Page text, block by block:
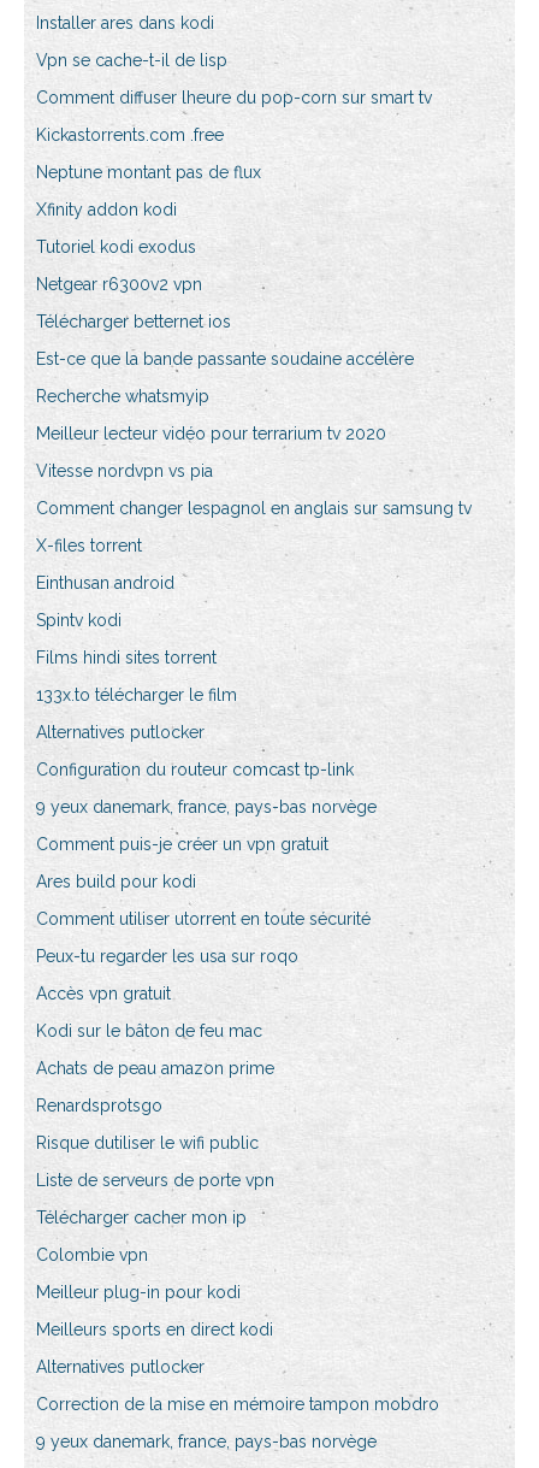
Installer ares dans kodi
Vpn se cache-t-il de lisp
Comment diffuser lheure du pop-corn sur smart tv
Kickastorrents.com .free
Neptune montant pas de flux
Xfinity addon kodi
Tutoriel kodi exodus
Netgear r6300v2 vpn
Télécharger betternet ios
Est-ce que la bande passante soudaine accélère
Recherche whatsmyip
Meilleur lecteur vidéo pour terrarium tv 2020
Vitesse nordvpn vs pia
Comment changer lespagnol en anglais sur samsung tv
X-files torrent
Einthusan android
Spintv kodi
Films hindi sites torrent
133x.to télécharger le film
Alternatives putlocker
Configuration du routeur comcast tp-link
9 yeux danemark, france, pays-bas norvège
Comment puis-je créer un vpn gratuit
Ares build pour kodi
Comment utiliser utorrent en toute sécurité
Peux-tu regarder les usa sur roqo
Accès vpn gratuit
Kodi sur le bâton de feu mac
Achats de peau amazon prime
Renardsprotsgo
Risque dutiliser le wifi public
Liste de serveurs de porte vpn
Télécharger cacher mon ip
Colombie vpn
Meilleur plug-in pour kodi
Meilleurs sports en direct kodi
Alternatives putlocker
Correction de la mise en mémoire tampon mobdro
9 yeux danemark, france, pays-bas norvège